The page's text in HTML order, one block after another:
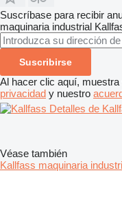
Suscríbase para recibir
maquinaria industrial
Suscribirse
Al hacer clic aquí,
privacidad y nuestro
Detalles de
Véase también
Kallfass maquinaria